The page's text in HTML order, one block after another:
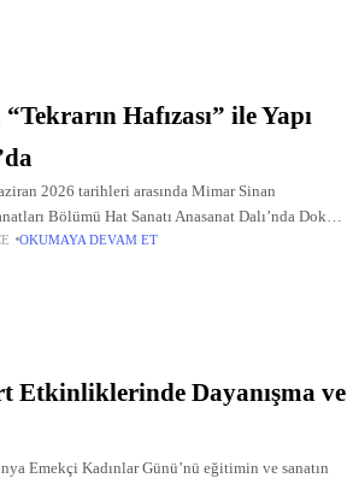
Hafızası” ile Yapı
2026 tarihleri arasında Mimar Sinan
Bölümü Hat Sanatı Anasanat Dalı’nda Doktor
Ezmen Doğu’nun “Tekrarın Hafızası”...
OKUMAYA DEVAM ET
Etkinliklerinde Dayanışma ve
Emekçi Kadınlar Günü’nü eğitimin ve sanatın